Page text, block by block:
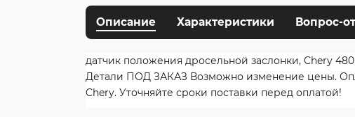
Описание Характеристики Вопрос-
датчик положения дросельной заслонки, Chery
Детали ПОД ЗАКАЗ Возможно изменение цены.
Chery. Уточняйте сроки поставки перед оплатой!